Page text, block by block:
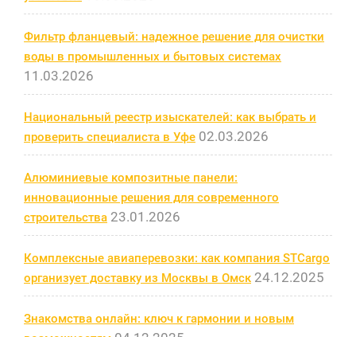
Фильтр фланцевый: надежное решение для очистки
воды в промышленных и бытовых системах
11.03.2026
Национальный реестр изыскателей: как выбрать и
проверить специалиста в Уфе 02.03.2026
Алюминиевые композитные панели:
инновационные решения для современного
строительства 23.01.2026
Комплексные авиаперевозки: как компания STCargo
организует доставку из Москвы в Омск 24.12.2025
Знакомства онлайн: ключ к гармонии и новым